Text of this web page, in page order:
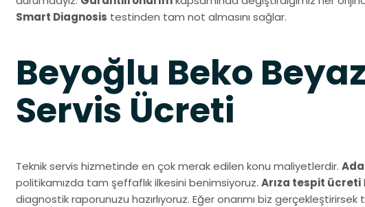
Smart Diagnosis testinden tam not almasını sağlar.
Beyoğlu Beko
Servis Ücreti
Teknik servis hizmetinde en çok merak edilen konu maliyetlerdir.
politikamızda tam şeffaflık ilkesini benimsiyoruz. Arıza tespit ücreti
diagnostik raporunuzu hazırlıyoruz. Eğer onarımı biz